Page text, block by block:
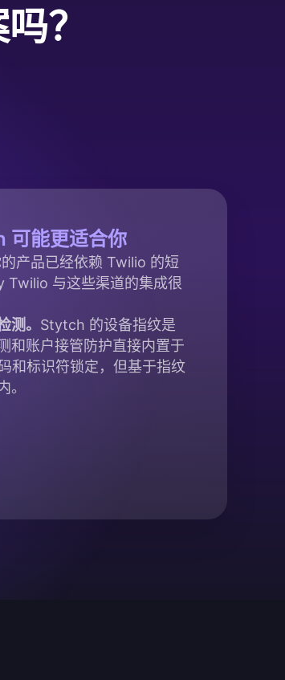
？
可能更适合你
产品已经依赖 Twilio 的短
与这些渠道的集成很
测。 Stytch 的设备指纹是
和账户接管防护直接内置于
和标识符锁定，但基于指纹
。